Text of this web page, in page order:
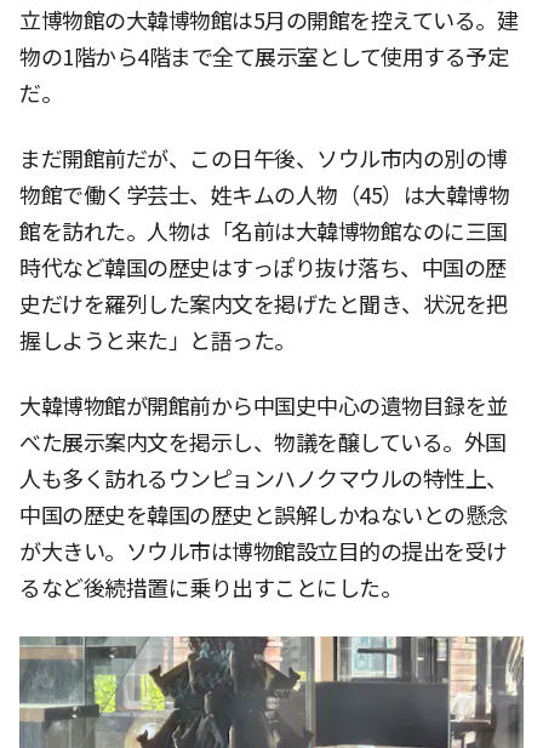
立博物館の大韓博物館は5月の開館を控えている。建
物の1階から4階まで全て展示室として使用する予定
だ。
まだ開館前だが、この日午後、ソウル市内の別の博
物館で働く学芸士、姓キムの人物（45）は大韓博物
館を訪れた。人物は「名前は大韓博物館なのに三国
時代など韓国の歴史はすっぽり抜け落ち、中国の歴
史だけを羅列した案内文を掲げたと聞き、状況を把
握しようと来た」と語った。
大韓博物館が開館前から中国史中心の遺物目録を並
べた展示案内文を掲示し、物議を醸している。外国
人も多く訪れるウンピョンハノクマウルの特性上、
中国の歴史を韓国の歴史と誤解しかねないとの懸念
が大きい。ソウル市は博物館設立目的の提出を受け
るなど後続措置に乗り出すことにした。